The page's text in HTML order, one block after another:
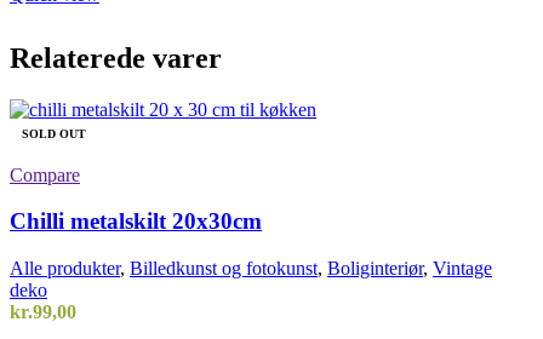
varianter.
kan
vælges
Relaterede varer
SOLD OUT
Compare
Chilli metalskilt 20x30cm
Alle produkter, Billedkunst og fotokunst, Boliginteriør, Vintage
deko
kr.99,00